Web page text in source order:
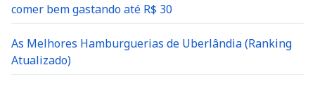
comer bem gastando até R$ 30
As Melhores Hamburguerias de Uberlândia (Ranking
Atualizado)